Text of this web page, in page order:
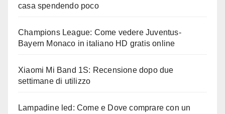
casa spendendo poco
Champions League: Come vedere Juventus-
Bayern Monaco in italiano HD gratis online
Xiaomi Mi Band 1S: Recensione dopo due
settimane di utilizzo
Lampadine led: Come e Dove comprare con un